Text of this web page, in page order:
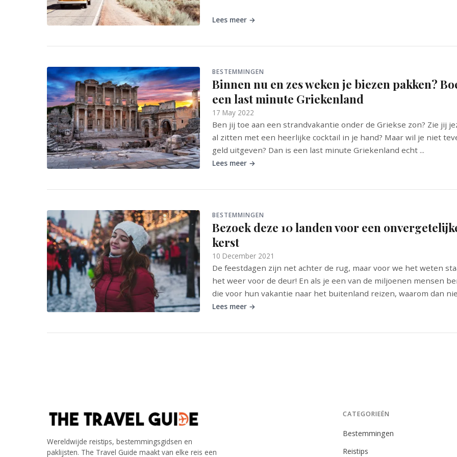
Lees meer →
BESTEMMINGEN
Binnen nu en zes weken je biezen pakken?
een last minute Griekenland
17 May 2022
Ben jij toe aan een strandvakantie onder de Griekse zon? Zie jij
al zitten met een heerlijke cocktail in je hand? Maar wil je niet
geld uitgeven? Dan is een last minute Griekenland echt ...
Lees meer →
BESTEMMINGEN
Bezoek deze 10 landen voor een
kerst
10 December 2021
De feestdagen zijn net achter de rug, maar voor we het weten
het weer voor de deur! En als je een van de miljoenen mensen
die voor hun vakantie naar het buitenland reizen, waarom dan
Lees meer →
Wereldwijde reistips, bestemmingsgidsen en
paklijsten. The Travel Guide maakt van elke reis een
CATEGORIEËN
Bestemmingen
Reistips